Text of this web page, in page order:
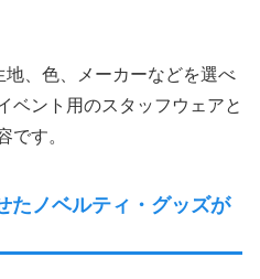
、色、メーカーなどを選べ
ベント用のスタッフウェアと
です。
たノベルティ・グッズが